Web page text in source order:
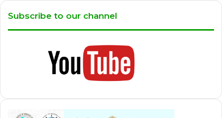
Subscribe to our channel